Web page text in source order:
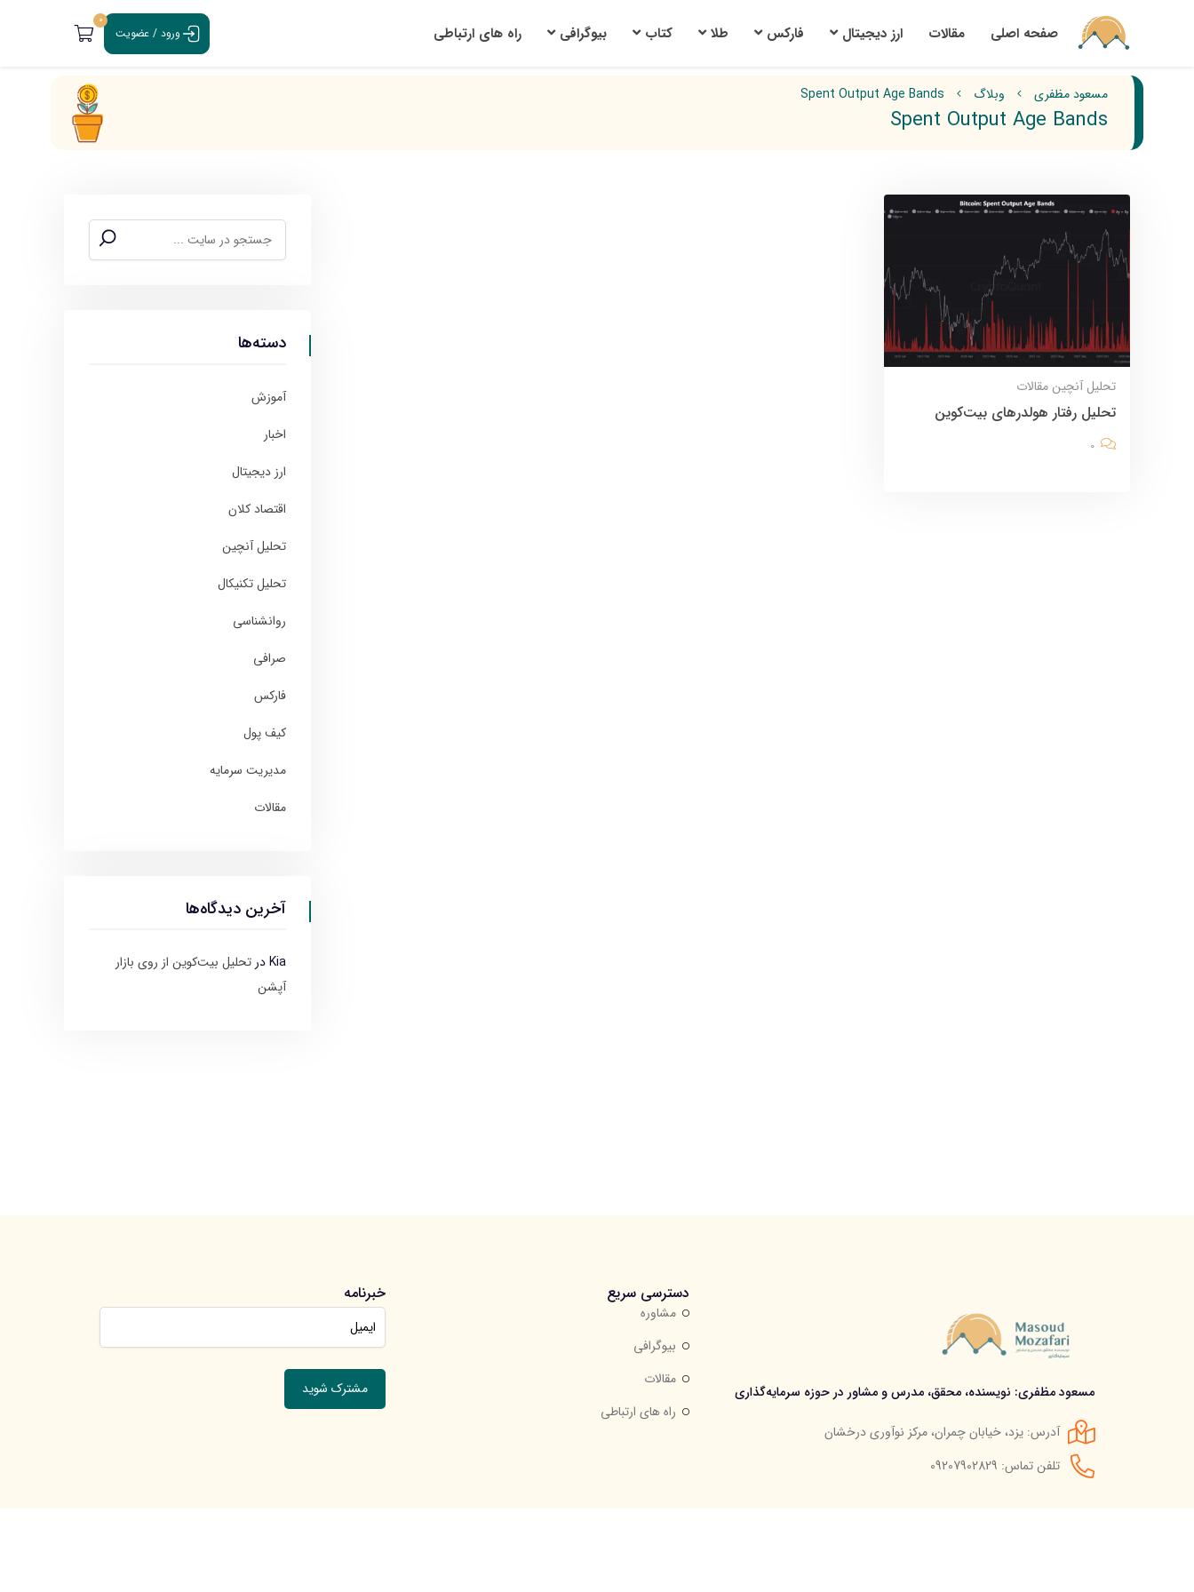
صفحه اصلی مقالات ارز‌ دیجیتال فارکس طلا کتاب بیوگرافی راه های ارتباطی ورود / عضویت
0
مسعود مظفری وبلاگ Spent Output Age Bands
Spent Output Age Bands
تحلیل آنچین مقالات
تحلیل رفتار هولدرهای بیت‌کوین
0
دسته‌ها
آموزش
اخبار
ارز دیجیتال
اقتصاد کلان
تحلیل آنچین
تحلیل تکنیکال
روانشناسی
صرافی
فارکس
کیف پول
مدیریت سرمایه
مقالات
آخرین دیدگاه‌ها
Kiaدرتحلیل بیت‌کوین از روی بازار
آپشن
مسعود مظفری: نویسنده، محقق، مدرس و مشاور در حوزه سرمایه‌گذاری
آدرس: یزد، خیابان چمران، مرکز نوآوری درخشان
تلفن تماس: 09207902829
دسترسی سریع
مشاوره
بیوگرافی
مقالات
راه های ارتباطی
خبرنامه
جهت عضویت در خبرنامه ایمیل خود را وارد کنید.